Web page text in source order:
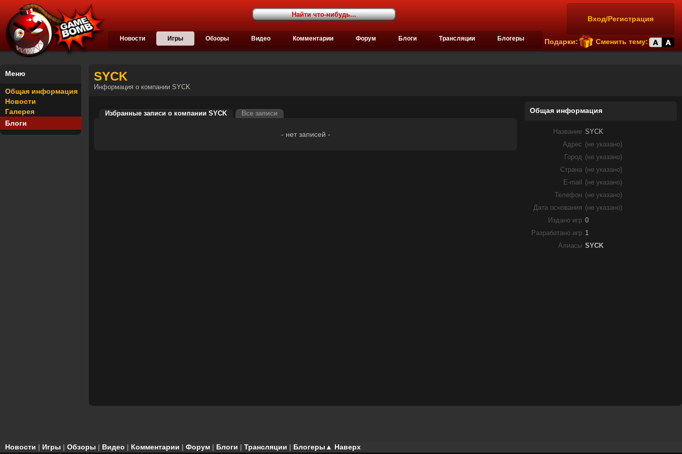
Вход/Регистрация
Подарки: Сменить тему:
Новости Игры Обзоры Видео Комментарии Форум Блоги Трансляции Блогеры
Меню
Общая информация
Новости
Галерея
Блоги
SYCK
Информация о компании SYCK
Избранные записи о компании SYCK Все записи
- нет записей -
Общая информация
Название SYCK
Адрес (не указано)
Город (не указано)
Страна (не указано)
E-mail
(не указано)
Телефон (не указано)
Дата основания (не указано)
Издано игр 0
Разработано игр 1
Алиасы SYCK
▲ Наверх
Новости | Игры | Обзоры | Видео | Комментарии | Форум | Блоги | Трансляции | Блогеры